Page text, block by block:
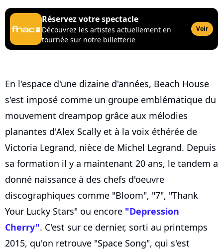
Réservez votre spectacle
Découvrez les artistes actuellement en
tournée sur notre billetterie
Voir
En l'espace d'une dizaine d'années, Beach House
s'est imposé comme un groupe emblématique du
mouvement dreampop grâce aux mélodies
planantes d'Alex Scally et à la voix éthérée de
Victoria Legrand, nièce de Michel Legrand. Depuis
sa formation il y a maintenant 20 ans, le tandem a
donné naissance à des chefs d'oeuvre
discographiques comme "Bloom", "7", "Thank
Your Lucky Stars" ou encore "Depression
Cherry". C'est sur ce dernier, sorti au printemps
2015, qu'on retrouve "Space Song", qui s'est